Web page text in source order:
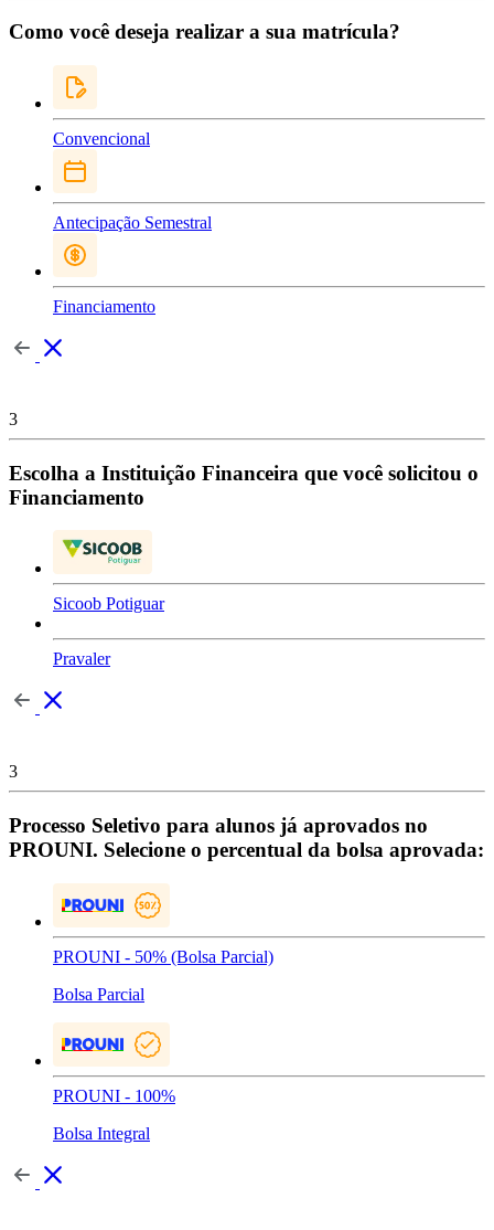
Como você deseja realizar a sua matrícula?
Convencional
Antecipação Semestral
Financiamento
3
Escolha a Instituição Financeira que você solicitou o
Financiamento
Sicoob Potiguar
Pravaler
3
Processo Seletivo para alunos já aprovados no
PROUNI. Selecione o percentual da bolsa aprovada:
PROUNI - 50% (Bolsa Parcial)
Bolsa Parcial
PROUNI - 100%
Bolsa Integral